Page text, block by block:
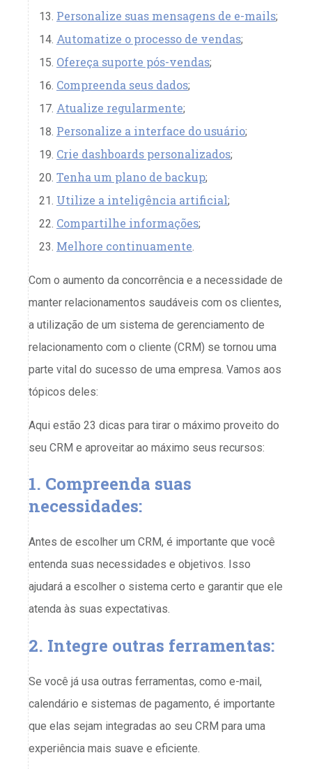
Personalize suas mensagens de e-mails;
Automatize o processo de vendas;
Ofereça suporte pós-vendas;
Compreenda seus dados;
Atualize regularmente;
Personalize a interface do usuário;
Crie dashboards personalizados;
Tenha um plano de backup;
Utilize a inteligência artificial;
Compartilhe informações;
Melhore continuamente
Com o aumento da concorrência e a necessidade de
manter relacionamentos saudáveis com os clientes,
a utilização de um sistema de gerenciamento de
relacionamento com o cliente (CRM) se tornou uma
parte vital do sucesso de uma empresa. Vamos aos
tópicos deles:
Aqui estão 23 dicas para tirar o máximo proveito do
seu CRM e aproveitar ao máximo seus recursos:
1. Compreenda suas
necessidades:
Antes de escolher um CRM, é importante que você
entenda suas necessidades e objetivos. Isso
ajudará a escolher o sistema certo e garantir que ele
atenda às suas expectativas.
2. Integre outras ferramentas:
Se você já usa outras ferramentas, como e-mail,
calendário e sistemas de pagamento, é importante
que elas sejam integradas ao seu CRM para uma
experiência mais suave e eficiente.